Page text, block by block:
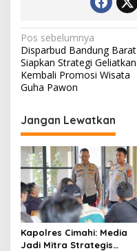
N
a
v
g
a
s
i
p
o
s
Pos sebelumnya
Disparbud Bandung Barat
Siapkan Strategi Geliatkan
Kembali Promosi Wisata
Guha Pawon
Jangan Lewatkan
Kapolres Cimahi: Media
Jadi Mitra Strategis